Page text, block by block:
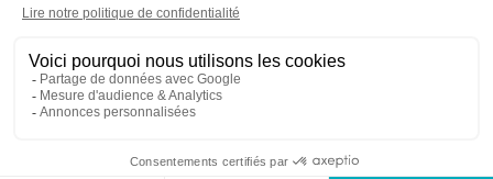
Les gagnants seront désignés après vérification de leur
éligibilité au gain de la dotation le concernant.
électronique par l'Organisateur. Si un participant ne se
manifeste pas dans la semaine suivant l'envoi de ce